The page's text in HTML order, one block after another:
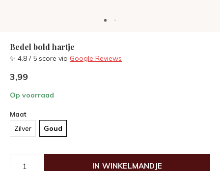
Bedel bold hartje
✨ 4.8 / 5 score via Google Reviews
3,99
Op voorraad
Maat
Zilver Goud
IN WINKELMANDJE